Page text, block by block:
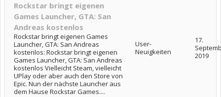
Rockstar bringt eigenen
Games Launcher, GTA: San
Andreas kostenlos
Rockstar bringt eigenen Games
Launcher, GTA: San Andreas
kostenlos: Rockstar bringt eigenen
Games Launcher, GTA: San Andreas
kostenlos Vielleicht Steam, vielleicht
UPlay oder aber auch den Store von
Epic. Nun der nächste Launcher aus
dem Hause Rockstar Games....
User-
Neuigkeiten
17.
2019